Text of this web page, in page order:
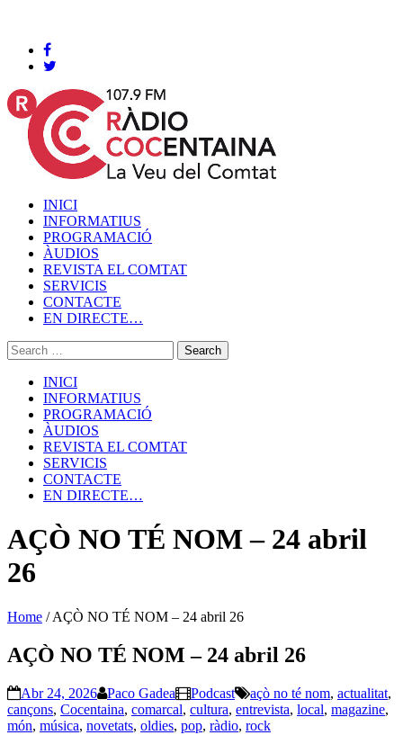
INICI
INFORMATIUS
PROGRAMACIÓ
ÀUDIOS
REVISTA EL COMTAT
SERVICIS
CONTACTE
EN DIRECTE…
INICI
INFORMATIUS
PROGRAMACIÓ
ÀUDIOS
REVISTA EL COMTAT
SERVICIS
CONTACTE
EN DIRECTE…
AÇÒ NO TÉ NOM – 24 abril
26
Home /AÇÒ NO TÉ NOM – 24 abril 26
AÇÒ NO TÉ NOM – 24 abril 26
Abr 24, 2026 Paco Gadea Podcast açò no té nom, actualitat,
cançons, Cocentaina, comarcal, cultura, entrevista, local, magazine,
món, música, novetats, oldies, pop, ràdio, rock